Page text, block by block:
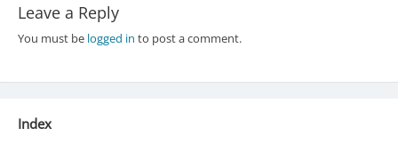
Leave a Reply
You must be logged in to post a comment.
Index